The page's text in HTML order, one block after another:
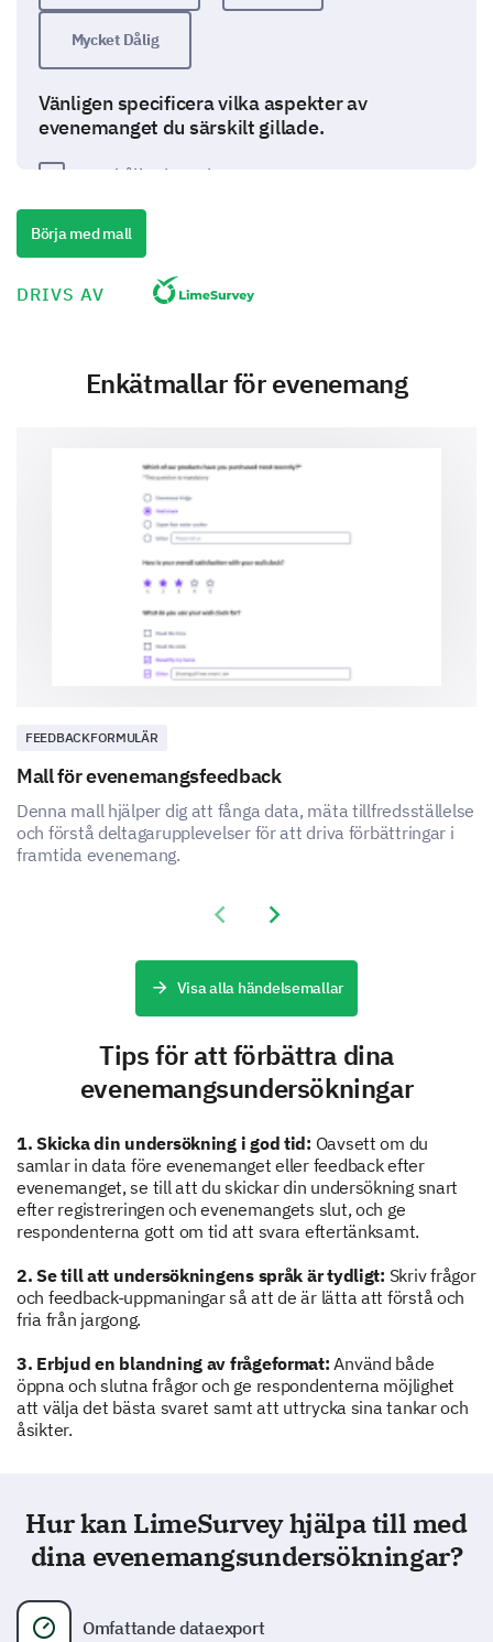
Mycket Dålig
Vänligen specificera vilka aspekter av
evenemanget du särskilt gillade.
Innehållet i sessionerna
Talarens kvalitet
Evenemangets organisation
Annat: (Vänligen specificera)
Hur troligt är det att du skulle rekommendera
detta evenemang till en kollega eller vän?
Mycket troligt
Neutralt
Osannolikt
Mycket osannolikt
Vänligen betygsätt följande aspekter av
evenemanget.
Relevans av innehåll:
Talarens
Neutralt
Mycket Missnöjd
Börja med mall
DRIVS AV
Enkätmallar för evenemang
FEEDBACKFORMULÄR
Mall för evenemangsfeedback
Denna mall hjälper dig att fånga data, mäta tillfredsställelse
och förstå deltagarupplevelser för att driva förbättringar i
framtida evenemang.
Previous slide
Next slide
Visa alla händelsemallar
Tips för att förbättra dina
evenemangsundersökningar
1. Skicka din undersökning i god tid: Oavsett om du
samlar in data före evenemanget eller feedback efter
evenemanget, se till att du skickar din undersökning snart
efter registreringen och evenemangets slut, och ge
respondenterna gott om tid att svara eftertänksamt.
2. Se till att undersökningens språk är tydligt: Skriv frågor
och feedback-uppmaningar så att de är lätta att förstå och
fria från jargong.
3. Erbjud en blandning av frågeformat: Använd både
öppna och slutna frågor och ge respondenterna möjlighet
att välja det bästa svaret samt att uttrycka sina tankar och
åsikter.
Hur kan LimeSurvey hjälpa till med
dina evenemangsundersökningar?
Omfattande dataexport